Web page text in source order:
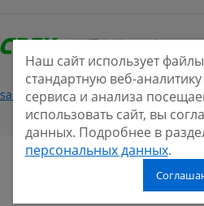
sale@smarine.shop2026Нашли
Наш сайт использует
стандартную веб-
сервиса и анализа
использовать сайт, вы
данных. Подробнее в
персональных данных.